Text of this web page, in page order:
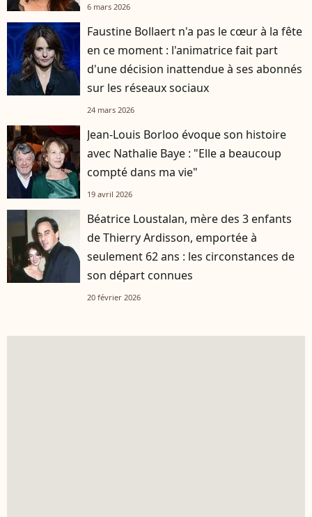
6 mars 2026
Faustine Bollaert n'a pas le cœur à la fête
en ce moment : l'animatrice fait part
d'une décision inattendue à ses abonnés
sur les réseaux sociaux
24 mars 2026
Jean-Louis Borloo évoque son histoire
avec Nathalie Baye : "Elle a beaucoup
compté dans ma vie"
19 avril 2026
Béatrice Loustalan, mère des 3 enfants
de Thierry Ardisson, emportée à
seulement 62 ans : les circonstances de
son départ connues
20 février 2026